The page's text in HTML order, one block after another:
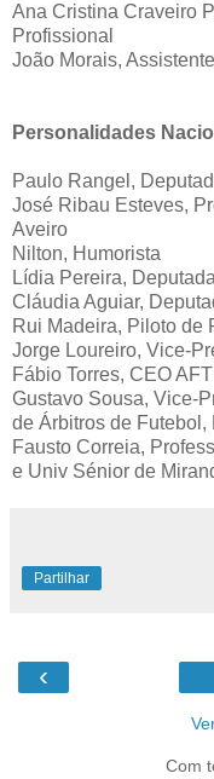
Ana Cristina Craveiro
Profissional
João Morais,
Personalidades
Paulo Rangel,
José Ribau Esteves,
Aveiro
Nilton, Humorista
Lídia Pereira,
Cláudia Aguiar,
Rui Madeira, Piloto de
Jorge Loureiro, Vice-
Fábio Torres, CEO
Gustavo Sousa, Vice-
de Árbitros de Futebol,
Fausto Correia,
e Univ Sénior de
Partilhar
‹
Com